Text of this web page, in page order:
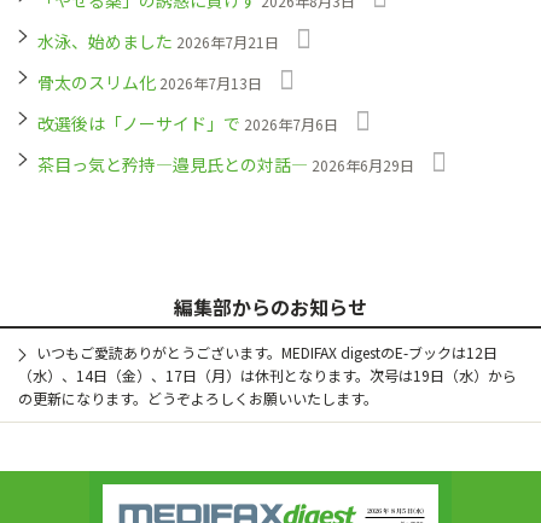
水泳、始めました 2026年7月21日
骨太のスリム化 2026年7月13日
改選後は「ノーサイド」で 2026年7月6日
茶目っ気と矜持―邉見氏との対話― 2026年6月29日
編集部からのお知らせ
いつもご愛読ありがとうございます。MEDIFAX digestのE-ブックは12日
（水）、14日（金）、17日（月）は休刊となります。次号は19日（水）から
の更新になります。どうぞよろしくお願いいたします。